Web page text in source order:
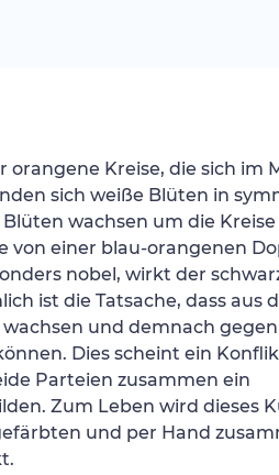
orangene Kreise, die sich im
sich weiße Blüten in
wachsen um die
von einer blau-orangenen
nobel, wirkt der
ist die Tatsache, dass aus
und demnach
Dies scheint ein
Parteien zusammen ein
Zum Leben wird dieses
und per Hand